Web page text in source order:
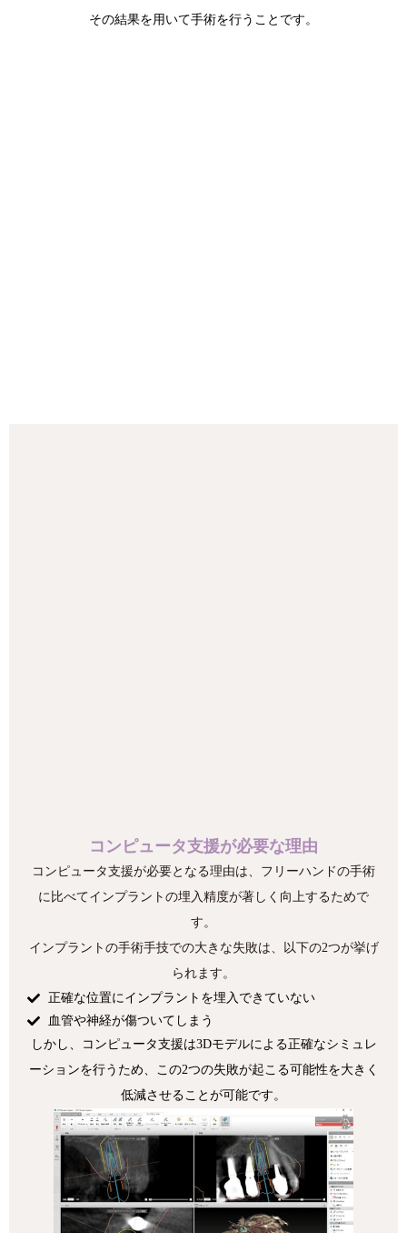
その結果を用いて手術を行うことです。
コンピュータ支援が必要な理由
コンピュータ支援が必要となる理由は、フリーハンドの手術
に比べてインプラントの埋入精度が著しく向上するためで
す。
インプラントの手術手技での大きな失敗は、以下の2つが挙げ
られます。
正確な位置にインプラントを埋入できていない
血管や神経が傷ついてしまう
しかし、コンピュータ支援は3Dモデルによる正確なシミュレ
ーションを行うため、この2つの失敗が起こる可能性を大きく
低減させることが可能です。